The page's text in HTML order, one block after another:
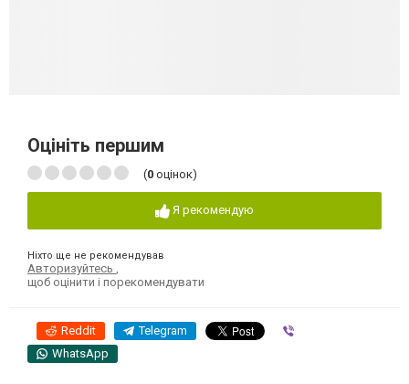
Оцініть першим
(0 оцінок)
Я рекомендую
Ніхто ще не рекомендував
Авторизуйтесь
щоб оцінити і порекомендувати
Reddit Telegram
WhatsApp